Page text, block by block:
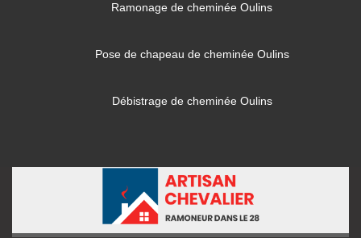
Ramonage de cheminée Oulins
Pose de chapeau de cheminée Oulins
Débistrage de cheminée Oulins